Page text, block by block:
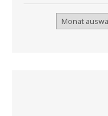
Archiv